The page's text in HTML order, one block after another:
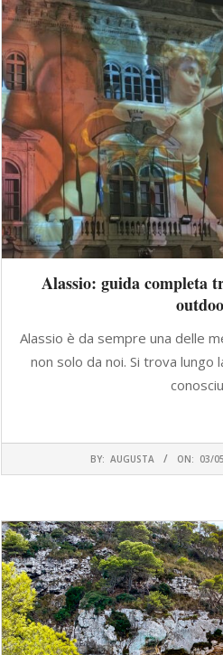
Alassio: guida completa
Alassio è da sempre una delle
non solo da noi. Si trova lungo
05-
BY: AUGUSTA ON: 03/